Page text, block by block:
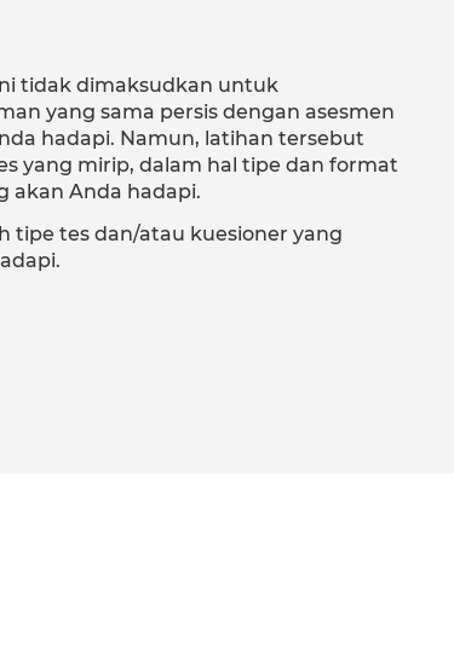
tidak dimaksudkan untuk
yang sama persis dengan asesmen
hadapi. Namun, latihan tersebut
yang mirip, dalam hal tipe dan format
akan Anda hadapi.
tipe tes dan/atau kuesioner yang